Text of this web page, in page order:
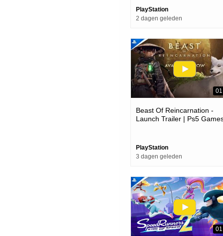
PlayStation
2 dagen geleden
Beast Of Reincarnation -
Launch Trailer | Ps5
PlayStation
3 dagen geleden